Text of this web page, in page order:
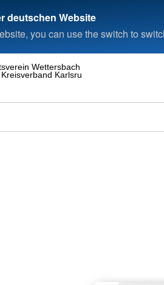
deutschen Website
you can use the switch to
Karlsruhe e.V.
Wettersbach